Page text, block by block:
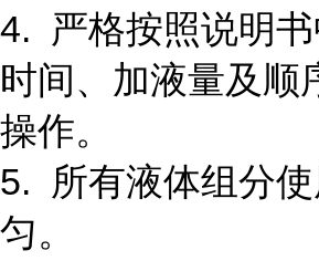
4. 严格按照说明
时间、加液量及顺
操作。
5. 所有液体组分
匀。